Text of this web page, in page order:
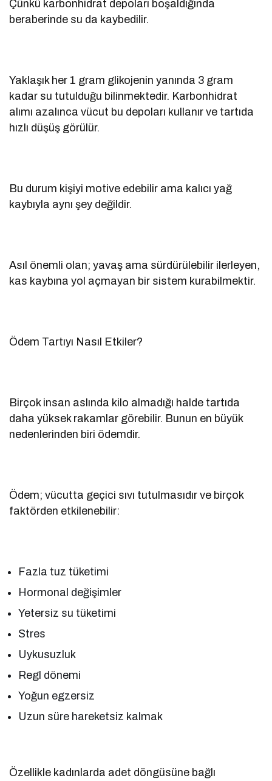
Çünkü karbonhidrat depoları boşaldığında
beraberinde su da kaybedilir.
Yaklaşık her 1 gram glikojenin yanında 3 gram
kadar su tutulduğu bilinmektedir. Karbonhidrat
alımı azalınca vücut bu depoları kullanır ve tartıda
hızlı düşüş görülür.
Bu durum kişiyi motive edebilir ama kalıcı yağ
kaybıyla aynı şey değildir.
Asıl önemli olan; yavaş ama sürdürülebilir ilerleyen,
kas kaybına yol açmayan bir sistem kurabilmektir.
Ödem Tartıyı Nasıl Etkiler?
Birçok insan aslında kilo almadığı halde tartıda
daha yüksek rakamlar görebilir. Bunun en büyük
nedenlerinden biri ödemdir.
Ödem; vücutta geçici sıvı tutulmasıdır ve birçok
faktörden etkilenebilir:
Fazla tuz tüketimi
Hormonal değişimler
Yetersiz su tüketimi
Stres
Uykusuzluk
Regl dönemi
Yoğun egzersiz
Uzun süre hareketsiz kalmak
Özellikle kadınlarda adet döngüsüne bağlı